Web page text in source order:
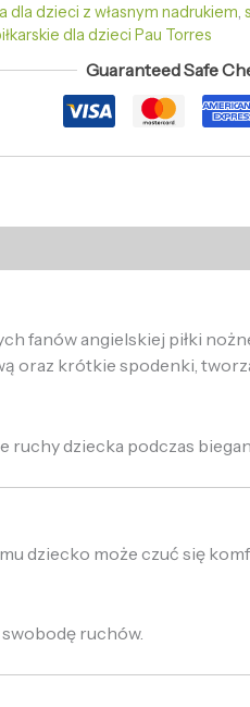
dla dzieci z własnym nadrukiem,
dla dzieci Pau Torres
Guaranteed Safe
fanów angielskiej piłki
oraz krótkie spodenki,
dziecka podczas
dziecko może czuć się
ruchów.